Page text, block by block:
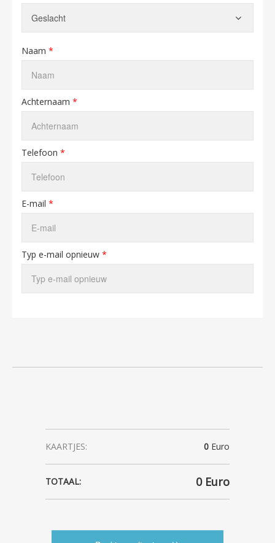
Naam *
Achternaam *
Telefoon *
E-mail *
Typ e-mail opnieuw *
KAARTJES: 0 Euro
TOTAAL: 0Euro